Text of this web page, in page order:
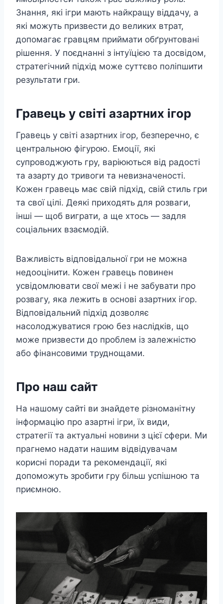
Знання, які ігри мають найкращу віддачу, а
які можуть призвести до великих втрат,
допомагає гравцям приймати обґрунтовані
рішення. У поєднанні з інтуїцією та досвідом,
стратегічний підхід може суттєво поліпшити
результати гри.
Гравець у світі азартних ігор
Гравець у світі азартних ігор, безперечно, є
центральною фігурою. Емоції, які
супроводжують гру, варіюються від радості
та азарту до тривоги та невизначеності.
Кожен гравець має свій підхід, свій стиль гри
та свої цілі. Деякі приходять для розваги,
інші — щоб виграти, а ще хтось — задля
соціальних взаємодій.
Важливість відповідальної гри не можна
недооцінити. Кожен гравець повинен
усвідомлювати свої межі і не забувати про
розвагу, яка лежить в основі азартних ігор.
Відповідальний підхід дозволяє
насолоджуватися грою без наслідків, що
може призвести до проблем із залежністю
або фінансовими труднощами.
Про наш сайт
На нашому сайті ви знайдете різноманітну
інформацію про азартні ігри, їх види,
стратегії та актуальні новини з цієї сфери. Ми
прагнемо надати нашим відвідувачам
корисні поради та рекомендації, які
допоможуть зробити гру більш успішною та
приємною.